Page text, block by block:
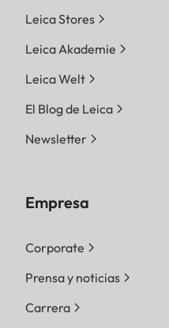
Leica Stores
Leica Akademie
Leica Welt
El Blog de Leica
Newsletter
Empresa
Corporate
Prensa y noticias
Carrera